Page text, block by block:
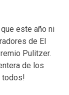
este año ni
de El
Pulitzer.
de los
todos!